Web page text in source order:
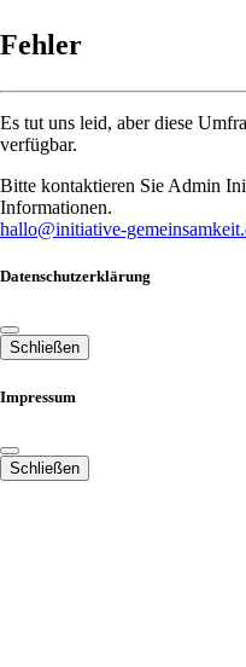
Fehler
Es tut uns leid, aber diese
verfügbar.
Bitte kontaktieren Sie Admin
Informationen.
hallo@initiative-
Datenschutzerklärung
Schließen
Impressum
Schließen